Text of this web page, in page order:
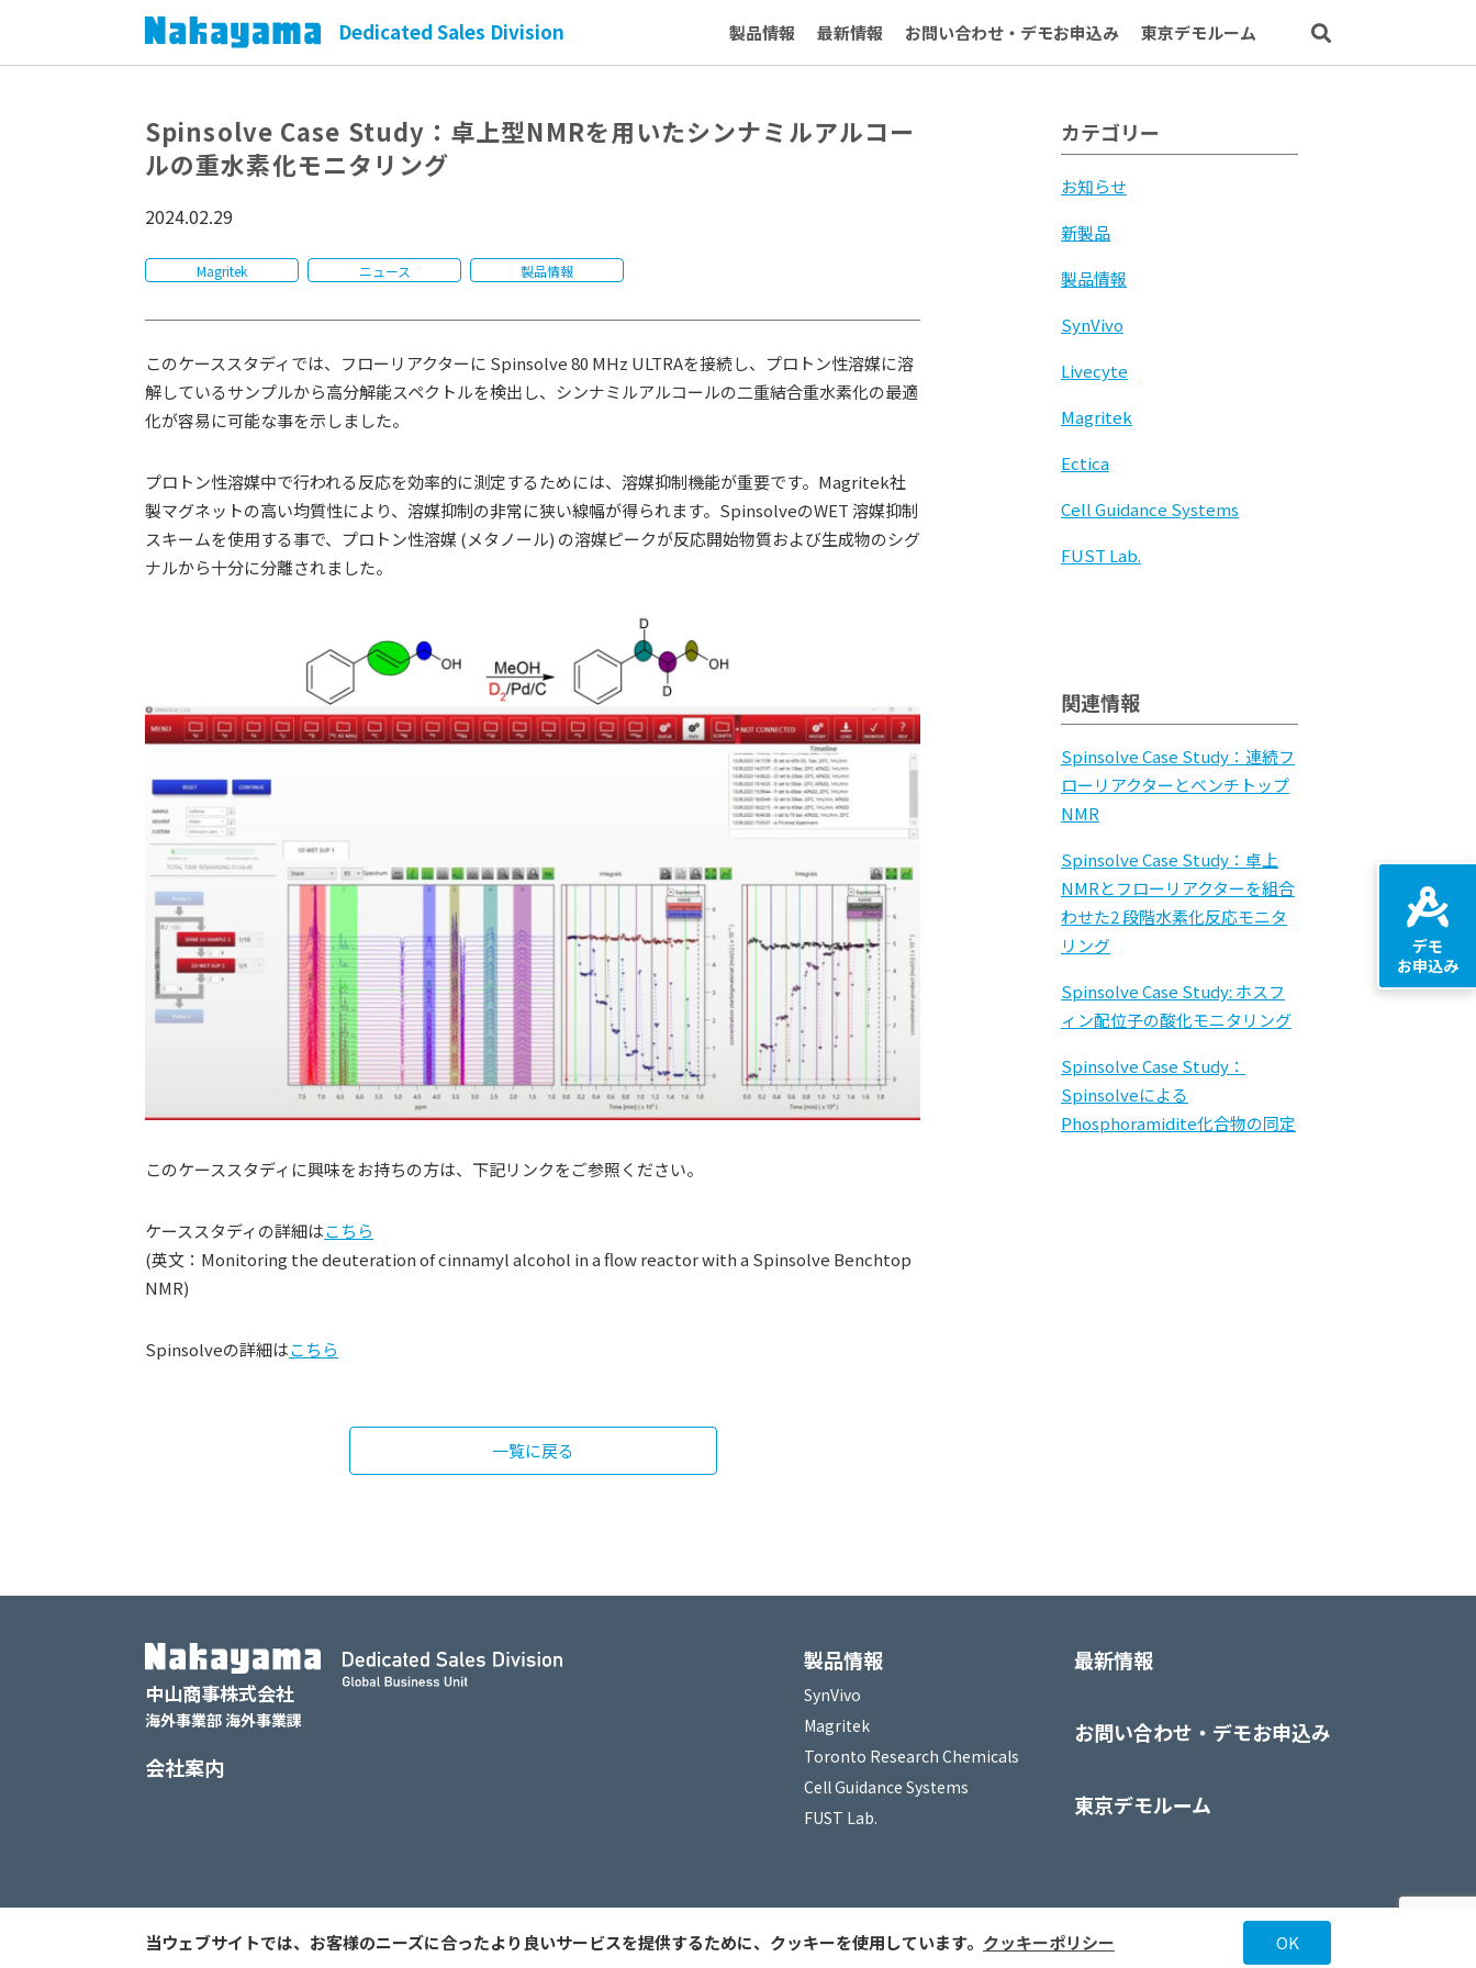
Dedicated Sales Division 製品情報 最新情報 お問い合わせ・デモお申込み 東京デモルーム
デモ
お申込み
Spinsolve Case Study：卓上型NMRを用いたシンナミルアルコー
ルの重水素化モニタリング
2024.02.29
Magritek ニュース 製品情報
このケーススタディでは、フローリアクターに Spinsolve 80 MHz ULTRAを接続し、プロトン性溶媒に溶
解しているサンプルから高分解能スペクトルを検出し、シンナミルアルコールの二重結合重水素化の最適
化が容易に可能な事を示しました。
プロトン性溶媒中で行われる反応を効率的に測定するためには、溶媒抑制機能が重要です。Magritek社
製マグネットの高い均質性により、溶媒抑制の非常に狭い線幅が得られます。SpinsolveのWET 溶媒抑制
スキームを使用する事で、プロトン性溶媒 (メタノール) の溶媒ピークが反応開始物質および生成物のシグ
ナルから十分に分離されました。
このケーススタディに興味をお持ちの方は、下記リンクをご参照ください。
ケーススタディの詳細はこちら
(英文：Monitoring the deuteration of cinnamyl alcohol in a flow reactor with a Spinsolve Benchtop
NMR)
Spinsolveの詳細はこちら
一覧に戻る
カテゴリー
お知らせ
新製品
製品情報
SynVivo
Livecyte
Magritek
Ectica
Cell Guidance Systems
FUST Lab.
関連情報
Spinsolve Case Study：連続フ
ローリアクターとベンチトップ
NMR
Spinsolve Case Study：卓上
NMRとフローリアクターを組合
わせた2 段階水素化反応モニタ
リング
Spinsolve Case Study: ホスフ
ィン配位子の酸化モニタリング
Spinsolve Case Study：
Spinsolveによる
Phosphoramidite化合物の同定
中山商事株式会社
海外事業部 海外事業課
会社案内
製品情報
SynVivo
Magritek
Toronto Research Chemicals
Cell Guidance Systems
FUST Lab.
最新情報
お問い合わせ・デモお申込み
東京デモルーム
プライバシーポリシー Copyrights (C) 2020-2026 NAKAYAMA CO. LTD. All Rights Reserve.
当ウェブサイトでは、お客様のニーズに合ったより良いサービスを提供するために、クッキーを使用しています。 クッキーポリシー OK